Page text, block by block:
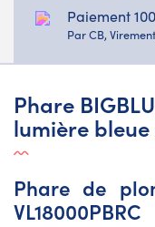
Paiement
Par CB,
Phare
lumière
Phare de
VL18000PBRC